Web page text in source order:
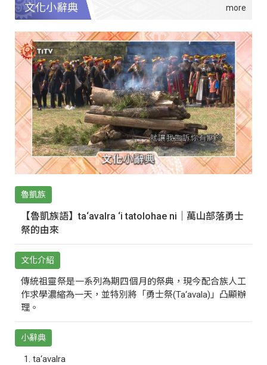
文化小辭典
魯凱族
【魯凱族語】ta‘avalra ‘i tatolohae ni｜萬山部落勇士
祭的由來
文化介紹
傳統祖靈祭是一系列為期四個月的祭典，現今配合族人工
作求學濃縮為一天，並特別將「勇士祭(Ta‘avala)」凸顯辦
理。
小辭典
ta‘avalra